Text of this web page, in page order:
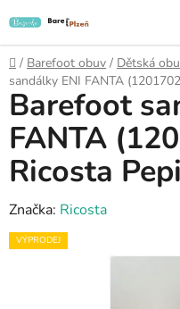
na
obsah
Domů
/ Barefoot obuv / Dětská
sandálky ENI FANTA
Barefoot
FANTA
Ricosta
Značka: Ricosta
VÝPRODEJ